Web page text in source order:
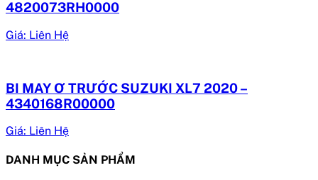
4820073RH0000
Giá: Liên Hệ
BI MAY Ơ TRƯỚC SUZUKI XL7 2020 –
4340168R00000
Giá: Liên Hệ
DANH MỤC SẢN PHẨM